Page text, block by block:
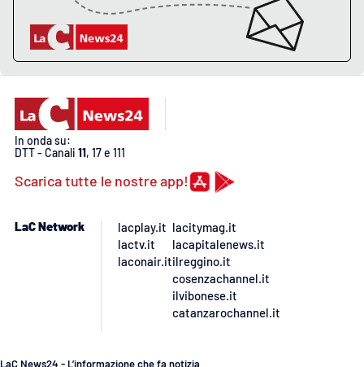
In onda su:
DTT - Canali 11, 17 e 111
Scarica tutte le nostre app!
LaC Network
lacplay.it
lactv.it
laconair.it
lacitymag.it
lacapitalenews.it
ilreggino.it
cosenzachannel.it
ilvibonese.it
catanzarochannel.it
LaC News24 - L’informazione che fa notizia